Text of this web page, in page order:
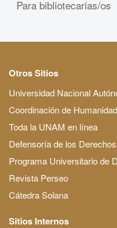
Para bibliotecarias/os
Otros Sitios
Universidad Nacional
Coordinación de
Toda la UNAM en línea
Defensoría de los
Programa Universitario de
Revista Perseo
Cátedra Solana
Sitios Internos